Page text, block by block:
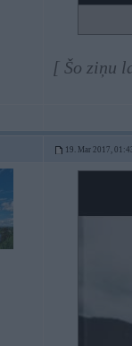
[ Šo ziņu
19. Mar 2017,